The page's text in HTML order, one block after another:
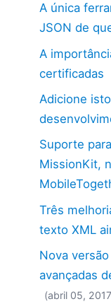
A única
JSON de
A
certificadas
Adicione
Suporte
MissionKit,
Três
texto XML
Nova
avançadas
(abril 05,